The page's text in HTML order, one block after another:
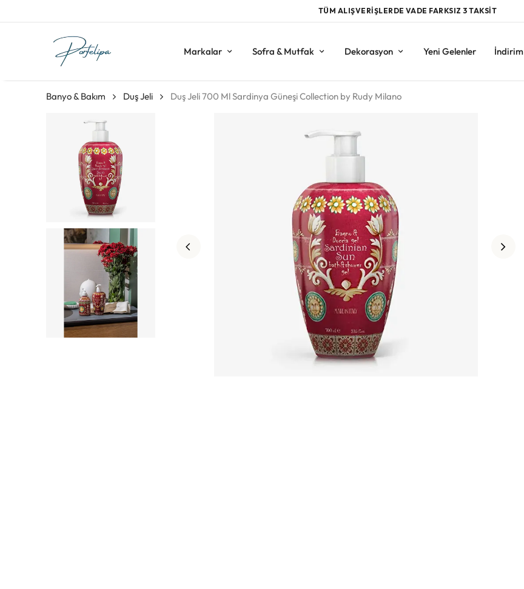
TÜM ALIŞVERİŞLERDE VADE FARKSIZ 3 TAKSİT
Markalar Sofra & Mutfak Dekorasyon Yeni Gelenler İndirim
Banyo & Bakım Duş Jeli Duş Jeli 700 Ml Sardinya Güneşi Collection by Rudy Milano